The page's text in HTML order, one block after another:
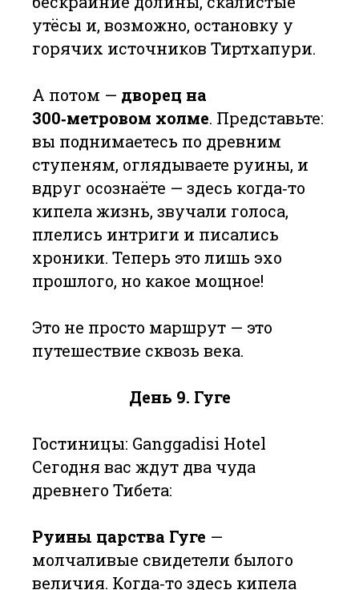
утёсы и, возможно, остановку у
горячих источников Тиртхапури.
А потом — дворец на
300‑метровом холме. Представьте:
вы поднимаетесь по древним
ступеням, оглядываете руины, и
вдруг осознаёте — здесь когда‑то
кипела жизнь, звучали голоса,
плелись интриги и писались
хроники. Теперь это лишь эхо
прошлого, но какое мощное!
Это не просто маршрут — это
путешествие сквозь века.
День 9. Гуге
Гостиницы: Ganggadisi Hotel
Сегодня вас ждут два чуда
древнего Тибета:
Руины царства Гуге —
молчаливые свидетели былого
величия. Когда‑то здесь кипела